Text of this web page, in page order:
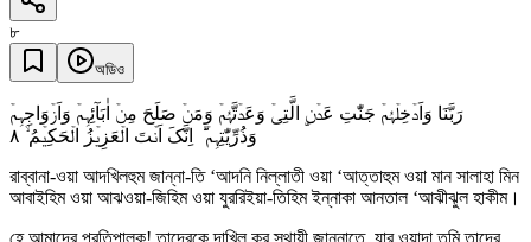
৮
অডিও
رَبَّنَا وَاَدۡخِلۡہُمۡ جَنّٰتِ عَدۡنِۣ الَّتِیۡ وَعَدۡتَّہُمۡ وَمَنۡ صَلَحَ مِنۡ اٰبَآئِہِمۡ وَاَزۡوَاجِہِمۡ
وَذُرِّیّٰتِہِمۡ ؕ اِنَّکَ اَنۡتَ الۡعَزِیۡزُ الۡحَکِیۡمُ ۙ ٨
রাব্বানা-ওয়া আদখিলহুম জান্না-তি ‘আদনি নিল্লাতী ওয়া ‘আত্তাহুম ওয়া মান সালাহা মিন
আবাইহিম ওয়া আঝওয়া-জিহিম ওয়া যুররিইয়া-তিহিম ইন্নাকা আনতাল ‘আঝীঝুল হাকীম।
হে আমাদের প্রতিপালক! তাদেরকে দাখিল কর স্থায়ী জান্নাতে, যার ওয়াদা তুমি তাদের